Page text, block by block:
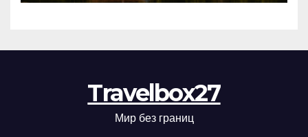
Travelbox27
Мир без границ